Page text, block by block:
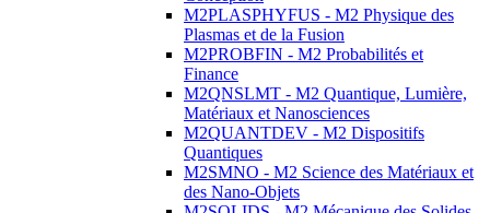
M2PLASPHYFUS - M2 Physique des
Plasmas et de la Fusion
M2PROBFIN - M2 Probabilités et
Finance
M2QNSLMT - M2 Quantique, Lumière,
Matériaux et Nanosciences
M2QUANTDEV - M2 Dispositifs
Quantiques
M2SMNO - M2 Science des Matériaux et
des Nano-Objets